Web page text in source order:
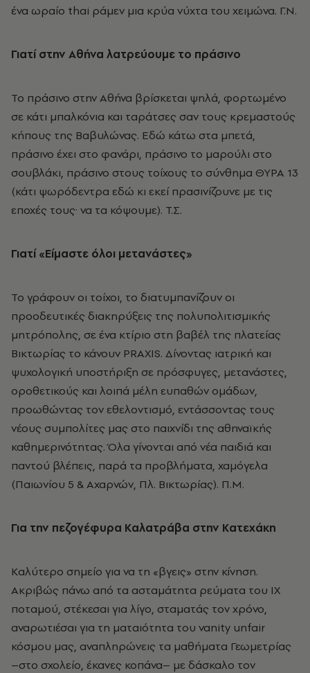
ένα ωραίο thai ράμεν μια κρύα νύχτα του χειμώνα. Γ.Ν.
Γιατί στην Αθήνα λατρεύουμε το πράσινο
Το πράσινο στην Aθήνα βρίσκεται ψηλά, φορτωμένο
σε κάτι μπαλκόνια και ταράτσες σαν τους κρεμαστούς
κήπους της Βαβυλώνας. Eδώ κάτω στα μπετά,
πράσινο έχει στο φανάρι, πράσινο το μαρούλι στο
σουβλάκι, πράσινο στους τοίχους το σύνθημα ΘYPA 13
(κάτι ψωρόδεντρα εδώ κι εκεί πρασινίζουνε με τις
εποχές τους· να τα κόψουμε). T.Σ.
Γιατί «Eίμαστε όλοι μετανάστες»
Το γράφουν οι τοίχοι, το διατυμπανίζουν οι
προοδευτικές διακηρύξεις της πολυπολιτισμικής
μητρόπολης, σε ένα κτίριο στη βαβέλ της πλατείας
Bικτωρίας το κάνουν PRAXIS. Δίνοντας ιατρική και
ψυχολογική υποστήριξη σε πρόσφυγες, μετανάστες,
οροθετικούς και λοιπά μέλη ευπαθών ομάδων,
προωθώντας τον εθελοντισμό, εντάσσοντας τους
νέους συμπολίτες μας στο παιχνίδι της αθηναϊκής
καθημερινότητας. Όλα γίνονται από νέα παιδιά και
παντού βλέπεις, παρά τα προβλήματα, χαμόγελα
(Παιωνίου 5 & Aχαρνών, Πλ. Bικτωρίας). Π.M.
Για την πεζογέφυρα Kαλατράβα στην Kατεχάκη
Kαλύτερο σημείο για να τη «βγεις» στην κίνηση.
Aκριβώς πάνω από τα ασταμάτητα ρεύματα του IX
ποταμού, στέκεσαι για λίγο, σταματάς τον χρόνο,
αναρωτιέσαι για τη ματαιότητα του vanity unfair
κόσμου μας, αναπληρώνεις τα μαθήματα Γεωμετρίας
–στο σχολείο, έκανες κοπάνα– με δάσκαλο τον